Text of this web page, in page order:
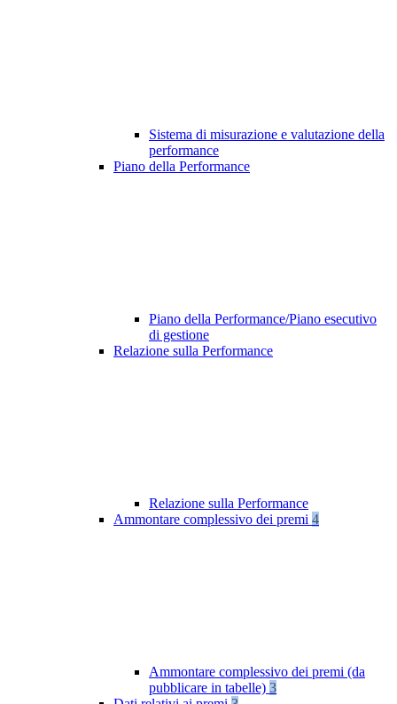
Sistema di misurazione e valutazione della
performance
Piano della Performance
Piano della Performance/Piano esecutivo
di gestione
Relazione sulla Performance
Relazione sulla Performance
Ammontare complessivo dei premi 4
Ammontare complessivo dei premi (da
pubblicare in tabelle) 3